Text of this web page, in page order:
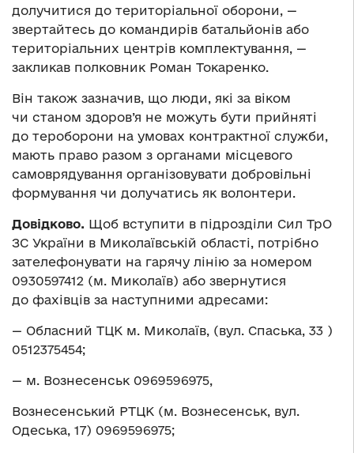
долучитися до територіальної оборони, —
звертайтесь до командирів батальйонів або
територіальних центрів комплектування, —
закликав полковник Роман Токаренко.
Він також зазначив, що люди, які за віком
чи станом здоров’я не можуть бути прийняті
до тероборони на умовах контрактної служби,
мають право разом з органами місцевого
самоврядування організовувати добровільні
формування чи долучатись як волонтери.
Довідково. Щоб вступити в підрозділи Сил ТрО
ЗС України в Миколаївській області, потрібно
зателефонувати на гарячу лінію за номером
0930597412 (м. Миколаїв) або звернутися
до фахівців за наступними адресами:
— Обласний ТЦК м. Миколаїв, (вул. Спаська, 33 )
0512375454;
— м. Вознесенськ 0969596975,
Вознесенський РТЦК (м. Вознесенськ, вул.
Одеська, 17) 0969596975;